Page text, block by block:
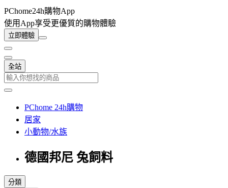
PChome24h購物App
使用App享受更優質的購物體驗
立即體驗
全站
PChome 24h購物
居家
小動物/水族
德國邦尼 兔飼料
分類